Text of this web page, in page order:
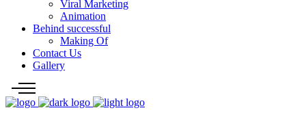
Viral Marketing
Animation
Behind successful
Making Of
Contact Us
Gallery